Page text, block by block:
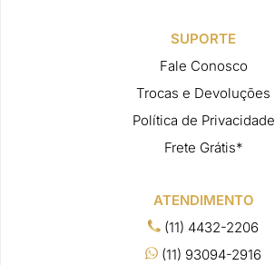
SUPORTE
Fale Conosco
Trocas e Devoluções
Política de Privacidade
Frete Grátis*
ATENDIMENTO
(11) 4432-2206
(11) 93094-2916